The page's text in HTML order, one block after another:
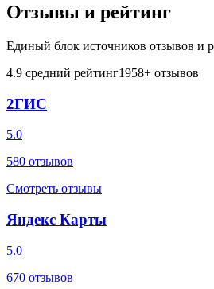
Отзывы и рейтинг
Единый блок источников отзывов и
4.9 средний рейтинг1958+ отзывов
2ГИС
5.0
580 отзывов
Смотреть отзывы
Яндекс Карты
5.0
670 отзывов